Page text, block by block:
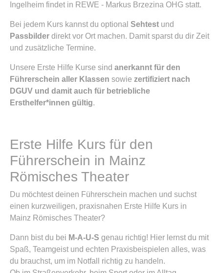
Ingelheim findet in REWE - Markus Brzezina OHG statt.
Bei jedem Kurs kannst du optional Sehtest und
Passbilder direkt vor Ort machen. Damit sparst du dir Zeit
und zusätzliche Termine.
Unsere Erste Hilfe Kurse sind anerkannt für den
Führerschein aller Klassen sowie zertifiziert nach
DGUV und damit auch für betriebliche
Ersthelfer*innen gültig.
Erste Hilfe Kurs für den
Führerschein in Mainz
Römisches Theater
Du möchtest deinen Führerschein machen und suchst
einen kurzweiligen, praxisnahen Erste Hilfe Kurs in
Mainz Römisches Theater?
Dann bist du bei M-A-U-S genau richtig! Hier lernst du mit
Spaß, Teamgeist und echten Praxisbeispielen alles, was
du brauchst, um im Notfall richtig zu handeln.